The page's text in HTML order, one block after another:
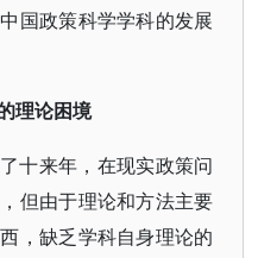
国政策科学学科的发展
理论困境
十来年，在现实政策问
但由于理论和方法主要
，缺乏学科自身理论的